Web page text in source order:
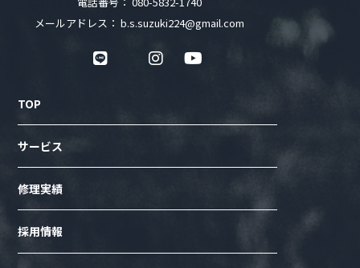
メールアドレス： b.s.suzuki224@gmail.com
TOP
サービス
修理実績
採用情報